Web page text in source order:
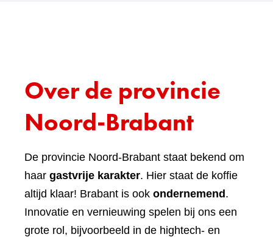
Over de provincie
Noord-Brabant
De provincie Noord-Brabant staat bekend om
haar gastvrije karakter. Hier staat de koffie
altijd klaar! Brabant is ook ondernemend.
Innovatie en vernieuwing spelen bij ons een
grote rol, bijvoorbeeld in de hightech- en